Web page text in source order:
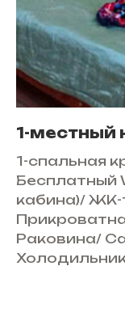
1-местный
1-спальная
Бесплатный
кабина)/ ЖК-
Раковина/